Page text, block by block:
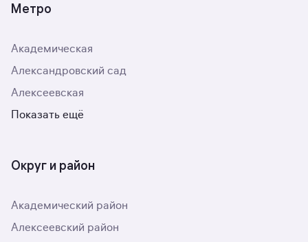
Метро
Академическая
Александровский сад
Алексеевская
Показать ещё
Округ и район
Академический район
Алексеевский район